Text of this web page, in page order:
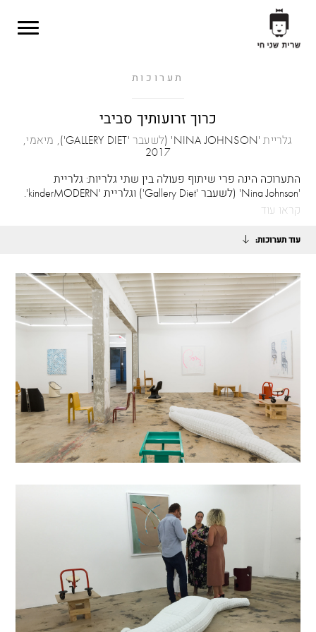
תערוכות
כרוך זרועותיך סביבי
גלריית 'NINA JOHNSON' (לשעבר 'GALLERY DIET'), מיאמי,
2017
התערוכה הינה פרי שיתוף פעולה בין שתי גלריות: גלריית
'Nina Johnson' (לשעבר 'Gallery Diet') וגלריית 'kinderMODERN'.
קראו עוד
עוד תערוכות: